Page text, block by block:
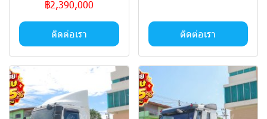
฿2,390,000
ติดต่อเรา ติดต่อเรา